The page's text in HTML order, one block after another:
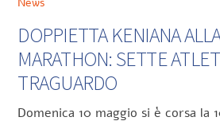
DOPPIETTA KENIANA
MARATHON: SETTE
TRAGUARDO
Domenica 10 maggio si è corsa la